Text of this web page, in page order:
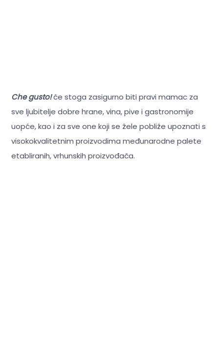
Che gusto! će stoga zasigurno biti pravi mamac za
sve ljubitelje dobre hrane, vina, pive i gastronomije
uopće, kao i za sve one koji se žele pobliže upoznati s
visokokvalitetnim proizvodima međunarodne palete
etabliranih, vrhunskih proizvođača.